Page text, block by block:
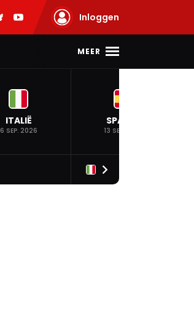
Inloggen
MEER
ITALIË
6 SEP. 2026
SPANJE
13 SEP. 2026